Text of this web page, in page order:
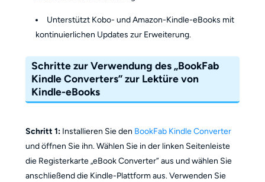
Unterstützt Kobo- und Amazon-Kindle-eBooks mit
kontinuierlichen Updates zur Erweiterung.
Schritte zur Verwendung des „BookFab
Kindle Converters” zur Lektüre von
Kindle-eBooks
Schritt 1: Installieren Sie den BookFab Kindle Converter
und öffnen Sie ihn. Wählen Sie in der linken Seitenleiste
die Registerkarte „eBook Converter” aus und wählen Sie
anschließend die Kindle-Plattform aus. Verwenden Sie